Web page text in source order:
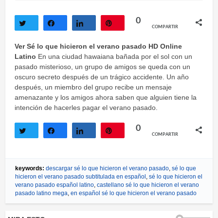
0
COMPARTIR
Ver Sé lo que hicieron el verano pasado HD Online
Latino En una ciudad hawaiana bañada por el sol con un
pasado misterioso, un grupo de amigos se queda con un
oscuro secreto después de un trágico accidente. Un año
después, un miembro del grupo recibe un mensaje
amenazante y los amigos ahora saben que alguien tiene la
intención de hacerles pagar el verano pasado.
0
COMPARTIR
keywords: descargar sé lo que hicieron el verano pasado, sé lo que
hicieron el verano pasado subtitulada en español , sé lo que hicieron el
verano pasado español latino, castellano sé lo que hicieron el verano
pasado latino mega, en español sé lo que hicieron el verano pasado